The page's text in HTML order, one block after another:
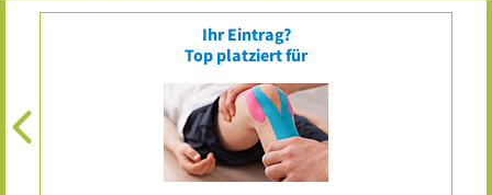
Ihr Eintrag?
Top platziert für